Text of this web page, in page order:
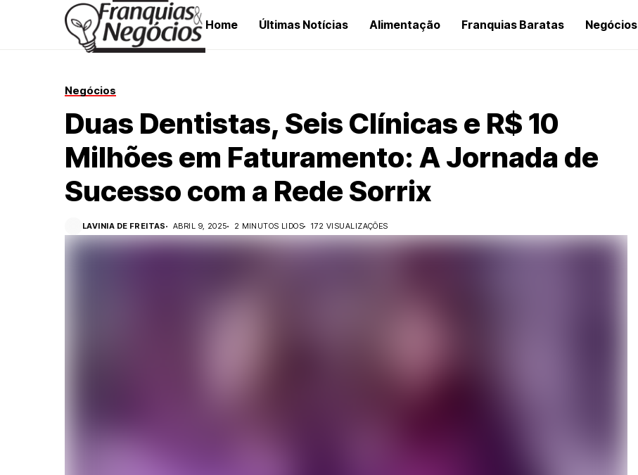
Home Últimas Notícias Alimentação Franquias Baratas Negócios
Negócios
Duas Dentistas, Seis Clínicas e R$ 10
Milhões em Faturamento: A Jornada de
Sucesso com a Rede Sorrix
LAVINIA DE FREITAS ABRIL 9, 2025 2 MINUTOS LIDOS 172 VISUALIZAÇÕES